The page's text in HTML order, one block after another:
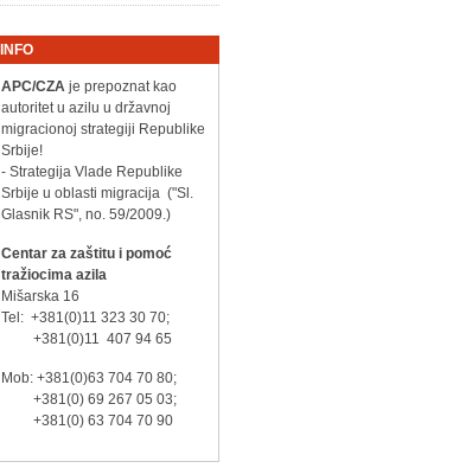
INFO
APC/CZAje prepoznat kao
autoritet u azilu u državnoj
migracionoj strategiji Republike
Srbije!
- Strategija Vlade Republike
Srbije u oblasti migracija ("Sl.
Glasnik RS", no. 59/2009.)
Centar za zaštitu i pomoć
tražiocima azila
Mišarska 16
Tel: +381(0)11 323 30 70;
+381(0)11 407 94 65
Mob: +381(0)63 704 70 80;
+381(0) 69 267 05 03;
+381(0) 63 704 70 90